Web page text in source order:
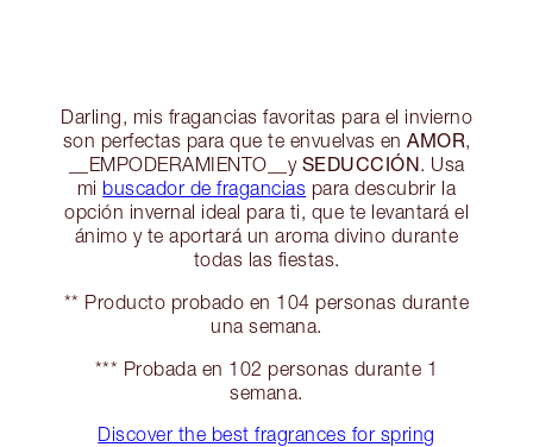
Darling, mis fragancias favoritas para el invierno
son perfectas para que te envuelvas en AMOR,
__EMPODERAMIENTO__y SEDUCCIÓN. Usa
mi buscador de fragancias para descubrir la
opción invernal ideal para ti, que te levantará el
ánimo y te aportará un aroma divino durante
todas las fiestas.
** Producto probado en 104 personas durante
una semana.
*** Probada en 102 personas durante 1
semana.
Discover the best fragrances for spring